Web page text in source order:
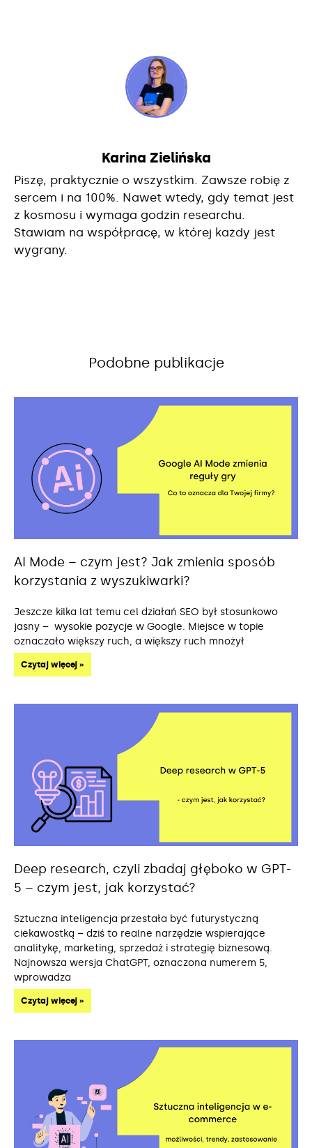
Karina Zielińska
Piszę, praktycznie o wszystkim. Zawsze robię z
sercem i na 100%. Nawet wtedy, gdy temat jest
z kosmosu i wymaga godzin researchu.
Stawiam na współpracę, w której każdy jest
wygrany.
Podobne publikacje
AI Mode – czym jest? Jak zmienia sposób
korzystania z wyszukiwarki?
Jeszcze kilka lat temu cel działań SEO był stosunkowo
jasny – wysokie pozycje w Google. Miejsce w topie
oznaczało większy ruch, a większy ruch mnożył
Czytaj więcej »
Deep research, czyli zbadaj głęboko w GPT-
5 – czym jest, jak korzystać?
Sztuczna inteligencja przestała być futurystyczną
ciekawostką – dziś to realne narzędzie wspierające
analitykę, marketing, sprzedaż i strategię biznesową.
Najnowsza wersja ChatGPT, oznaczona numerem 5,
wprowadza
Czytaj więcej »